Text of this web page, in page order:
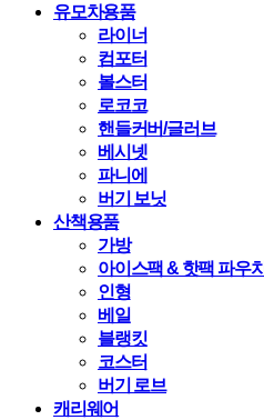
유모차용품
라이너
컴포터
볼스터
로코코
핸들커버/글러브
베시넷
파니에
버기 보닛
산책용품
가방
아이스팩 & 핫팩 파우치
인형
베일
블랭킷
코스터
버기 로브
캐리웨어